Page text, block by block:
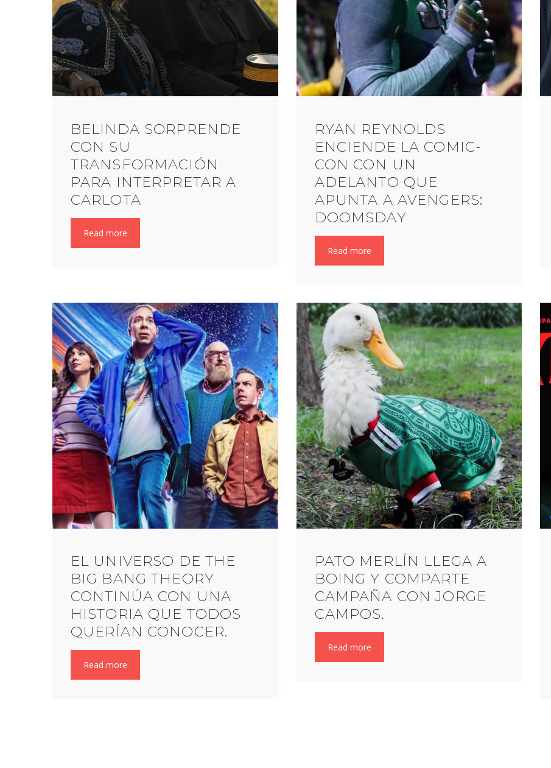
BELINDA SORPRENDE
CON SU
TRANSFORMACIÓN
PARA INTERPRETAR A
CARLOTA
Read more
RYAN REYNOLDS
ENCIENDE LA COMIC-
CON CON UN
ADELANTO QUE
APUNTA A AVENGERS:
DOOMSDAY
Read more
EL UNIVERSO DE THE
BIG BANG THEORY
CONTINÚA CON UNA
HISTORIA QUE TODOS
QUERÍAN CONOCER.
Read more
PATO MERLÍN LLEGA A
BOING Y COMPARTE
CAMPAÑA CON JORGE
CAMPOS.
Read more